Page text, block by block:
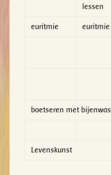
lessen
euritmie euritmie
boetseren met bijenwas
Levenskunst